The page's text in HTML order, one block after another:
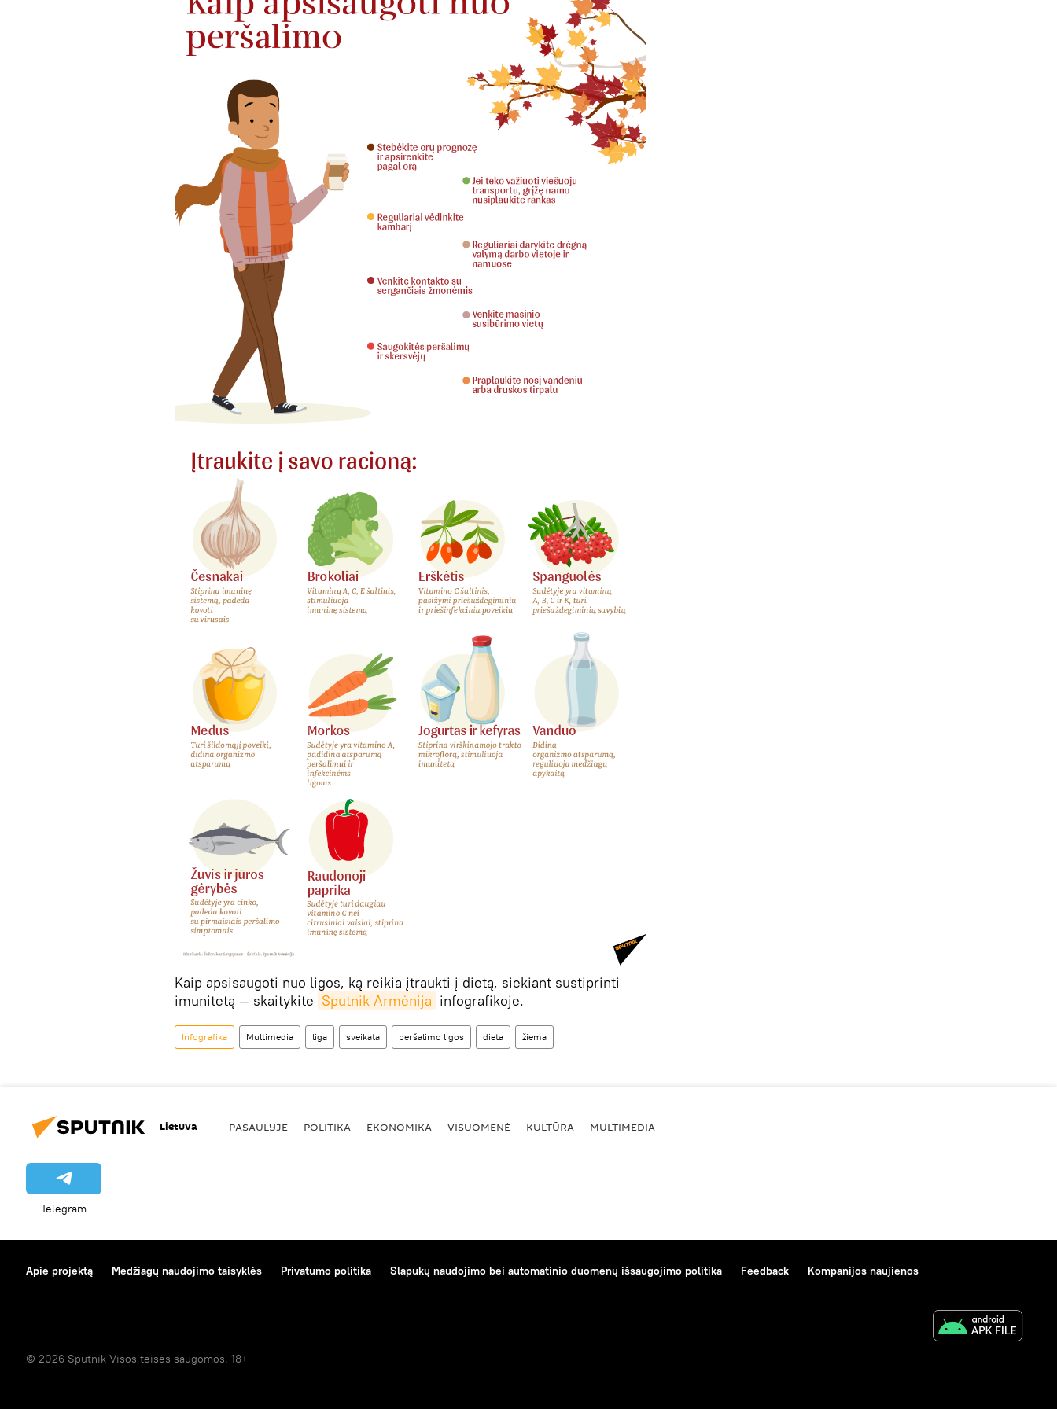
Kaip apsisaugoti nuo ligos, ką reikia įtraukti į dietą, siekiant sustiprinti
imunitetą — skaitykite Sputnik Armėnija infografikoje.
Infografika Multimedia liga sveikata peršalimo ligos dieta žiema
Lietuva PASAULYJE POLITIKA EKONOMIKA VISUOMENĖ KULTŪRA MULTIMEDIA
Telegram
Apie projektą Medžiagų naudojimo taisyklės Privatumo politika Slapukų naudojimo bei automatinio duomenų išsaugojimo politika Feedback Kompanijos naujienos
© 2026 Sputnik Visos teisės saugomos. 18+